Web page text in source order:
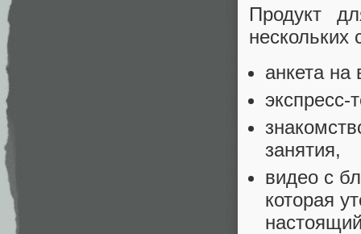
Продукт
нескольких
анкета на
экспресс-
занятия,
видео с
которая